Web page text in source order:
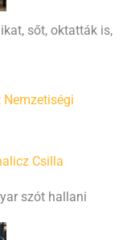
sőt, oktatták is,
Nemzetiségi
Csilla
szót hallani